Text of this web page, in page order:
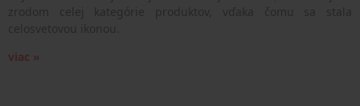
viac »